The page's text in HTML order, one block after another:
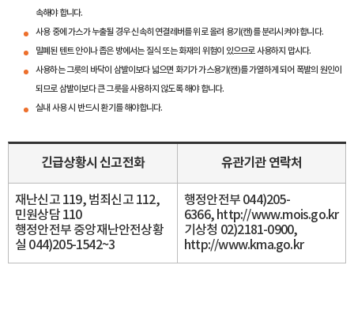
속해야 합니다.
사용 중에 가스가 누출될 경우 신속히 연결레버를 위로 올려 용기(캔)를 분리시켜야 합니다.
밀폐된 텐트 안이나 좁은 방에서는 질식 또는 화재의 위험이 있으므로 사용하지 맙시다.
사용하는 그릇의 바닥이 삼발이보다 넓으면 화기가 가스용기(캔)를 가열하게 되어 폭발의 원인이
되므로 삼발이보다 큰 그릇을 사용하지 않도록 해야 합니다.
실내 사용 시 반드시 환기를 해야합니다.
긴급상황시 신고전화 유관기관 연락처
재난신고 119, 범죄신고 112,
민원상담 110
행정안전부 중앙재난안전상황
실 044)205-1542~3
행정안전부 044)205-
6366, http://www.mois.go.kr
기상청 02)2181-0900,
http://www.kma.go.kr